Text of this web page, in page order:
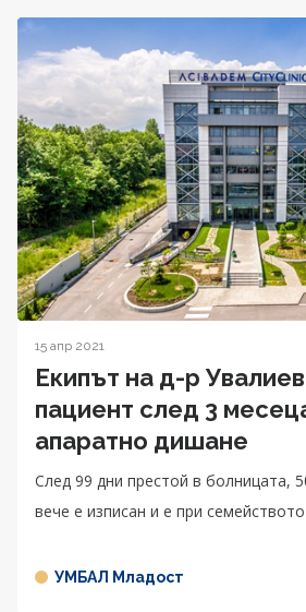
15 апр 2021
Екипът на д-р
пациент след 3
апаратно дишане
След 99 дни престой в болницата,
вече е изписан и е при
УМБАЛ Младост